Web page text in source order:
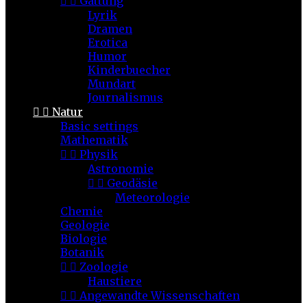
Lyrik
Dramen
Erotica
Humor
Kinderbuecher
Mundart
Journalismus
  Natur
Basic settings
Mathematik
  Physik
Astronomie
  Geodäsie
Meteorologie
Chemie
Geologie
Biologie
Botanik
  Zoologie
Haustiere
  Angewandte Wissenschaften